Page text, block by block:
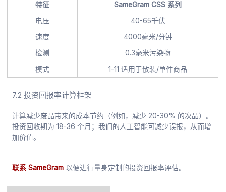
特征
SameGram CSS 系列
电压
40-65千伏
速度
4000毫米/分钟
检测
0.3毫米污染物
模式
1-11 适用于散装/单件商品
7.2 投资回报率计算框架
计算减少废品带来的成本节约（例如，减少 20-30% 的次品）。
投资回收期为 18-36 个月；我们的人工智能可减少误报，从而增
加价值。
联系 SameGram 以便进行量身定制的投资回报率评估。